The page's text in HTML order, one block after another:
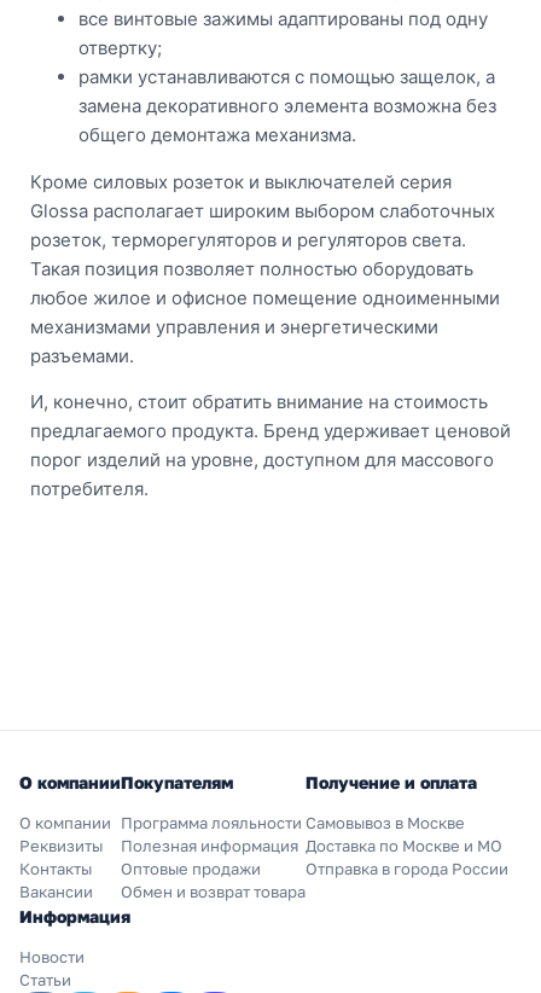
все винтовые зажимы адаптированы под одну
отвертку;
рамки устанавливаются с помощью защелок, а
замена декоративного элемента возможна без
общего демонтажа механизма.
Кроме силовых розеток и выключателей серия
Glossa располагает широким выбором слаботочных
розеток, терморегуляторов и регуляторов света.
Такая позиция позволяет полностью оборудовать
любое жилое и офисное помещение одноименными
механизмами управления и энергетическими
разъемами.
И, конечно, стоит обратить внимание на стоимость
предлагаемого продукта. Бренд удерживает ценовой
порог изделий на уровне, доступном для массового
потребителя.
О компании
О компании
Реквизиты
Контакты
Вакансии
Покупателям
Программа лояльности
Полезная информация
Оптовые продажи
Обмен и возврат товара
Получение и оплата
Самовывоз в Москве
Доставка по Москве и МО
Отправка в города России
Информация
Новости
Статьи